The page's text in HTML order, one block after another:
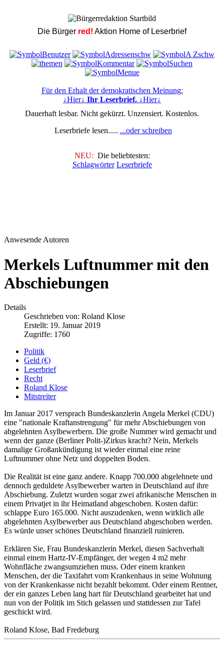
Die Bürger red! Aktion Home of Leserbrief
Für den Erhalt der demokratischen Meinung:
↓Hier↓ Ihr Leserbrief. ↓Hier↓
Dauerhaft lesbar. Nicht gekürzt. Unzensiert. Kostenlos.
Leserbriefe lesen..... ...oder schreiben
NEU: Die beliebtesten:
Schlagwörter Leserbriefe
Anwesende Autoren
Merkels Luftnummer mit den
Abschiebungen
Details
Geschrieben von: Roland Klose
Erstellt: 19. Januar 2019
Zugriffe: 1760
Politik
Geld (€)
Leserbrief
Recht
Roland Klose
Mitstreiter
Im Januar 2017 versprach Bundeskanzlerin Angela Merkel (CDU)
eine "nationale Kraftanstrengung" für mehr Abschiebungen von
abgelehnten Asylbewerbern. Die große Nummer wird gemacht und
wenn der ganze (Berliner Polit-)Zirkus kracht? Nein, Merkels
damalige Großankündigung ist wieder einmal eine reine
Luftnummer ohne Netz und doppelten Boden.
Die Realität ist eine ganz andere. Knapp 700.000 abgelehnete und
dennoch geduldete Asylbewerber warten in Deutschland auf ihre
Abschiebung. Zuletzt wurden sogar zwei afrikanische Menschen in
einem Privatjet in ihr Heimatland abgeschoben. Kosten dafür:
schlappe Euro 165.000. Nicht auszudenken, wenn wirklich alle
abgelehnten Asylbewerber aus Deutschland abgeschoben werden.
Es würde unser schönes Deutschland finanziell ruinieren.
Erklären Sie, Frau Bundeskanzlerin Merkel, diesen Sachverhalt
einmal einem Hartz-IV-Empfänger, der wegen 4 m2 mehr
Wohnfläche zwangsumziehen muss. Oder einem kranken
Menschen, der die Taxifahrt vom Krankenhaus in seine Wohnung
von der Krankenkasse nicht bezahlt bekommt. Oder einem Rentner,
der ein ganzes Leben lang hart für Deutschland gearbeitet hat und
nun von der Politik im Stich gelassen und stattdessen zur Tafel
geschickt wird.
Roland Klose, Bad Fredeburg